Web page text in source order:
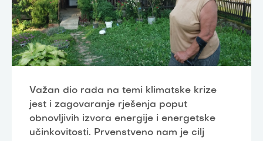
Važan dio rada na temi klimatske krize
jest i zagovaranje rješenja poput
obnovljivih izvora energije i energetske
učinkovitosti. Prvenstveno nam je cilj